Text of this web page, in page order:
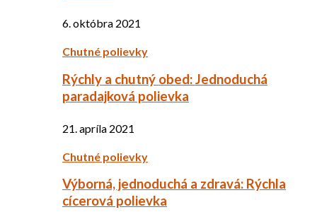
6. októbra 2021
Chutné polievky
Rýchly a chutný obed: Jednoduchá
paradajková polievka
21. apríla 2021
Chutné polievky
Výborná, jednoduchá a zdravá: Rýchla
cícerová polievka